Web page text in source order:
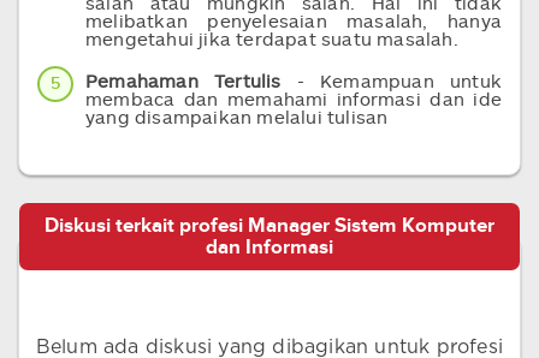
melibatkan penyelesaian masalah, hanya
mengetahui jika terdapat suatu masalah.
5 Pemahaman Tertulis - Kemampuan untuk
membaca dan memahami informasi dan ide
yang disampaikan melalui tulisan
Diskusi terkait profesi Manager Sistem Komputer
dan Informasi
Belum ada diskusi yang dibagikan untuk profesi